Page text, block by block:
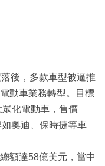
後，多款車型被逼推
動車業務轉型。目標
化電動車，售價
奧迪、保時捷等車
額達58億美元，當中